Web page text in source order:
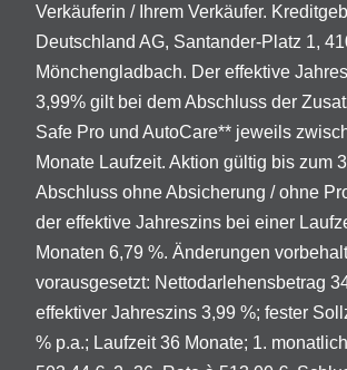
Verkäuferin / Ihrem Verkäufer.
Deutschland AG, Santander-Platz 1,
Mönchengladbach. Der effektive
3,99% gilt bei dem Abschluss der
Safe Pro und AutoCare** jeweils
Monate Laufzeit. Aktion gültig bis zum
Abschluss ohne Absicherung / ohne
der effektive Jahreszins bei einer
Monaten 6,79 %. Änderungen
vorausgesetzt: Nettodarlehensbetrag
effektiver Jahreszins 3,99 %; fester
% p.a.; Laufzeit 36 Monate; 1.